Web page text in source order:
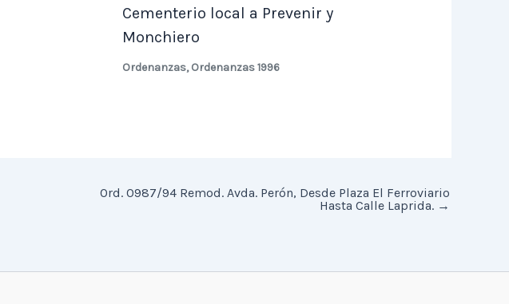
Cementerio local a Prevenir y
Monchiero
Ordenanzas,Ordenanzas 1996
Ord. 0987/94 Remod. Avda. Perón, Desde Plaza El Ferroviario
Hasta Calle Laprida. →